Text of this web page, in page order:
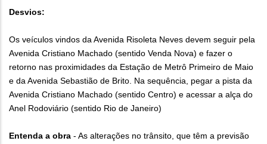
Desvios:
Os veículos vindos da Avenida Risoleta Neves devem seguir pela
Avenida Cristiano Machado (sentido Venda Nova) e fazer o
retorno nas proximidades da Estação de Metrô Primeiro de Maio
e da Avenida Sebastião de Brito. Na sequência, pegar a pista da
Avenida Cristiano Machado (sentido Centro) e acessar a alça do
Anel Rodoviário (sentido Rio de Janeiro)
Entenda a obra - As alterações no trânsito, que têm a previsão